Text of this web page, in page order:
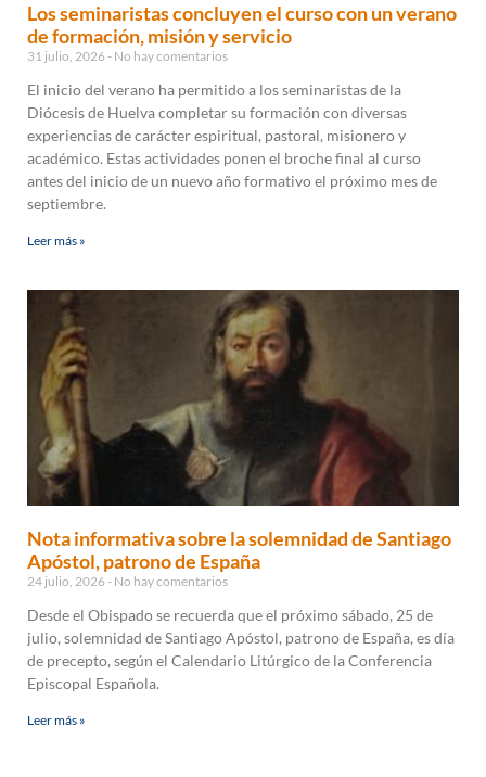
Los seminaristas concluyen el curso con un verano
de formación, misión y servicio
31 julio, 2026 No hay comentarios
El inicio del verano ha permitido a los seminaristas de la
Diócesis de Huelva completar su formación con diversas
experiencias de carácter espiritual, pastoral, misionero y
académico. Estas actividades ponen el broche final al curso
antes del inicio de un nuevo año formativo el próximo mes de
septiembre.
Leer más »
Nota informativa sobre la solemnidad de Santiago
Apóstol, patrono de España
24 julio, 2026 No hay comentarios
Desde el Obispado se recuerda que el próximo sábado, 25 de
julio, solemnidad de Santiago Apóstol, patrono de España, es día
de precepto, según el Calendario Litúrgico de la Conferencia
Episcopal Española.
Leer más »